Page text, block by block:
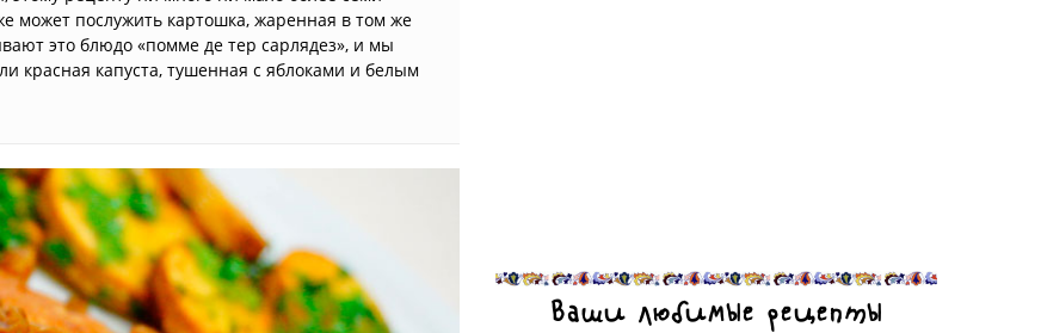
может послужить картошка, жаренная в том же
это блюдо «помме де тер сарлядез», и мы
красная капуста, тушенная с яблоками и белым
Ваши любимые рецепты